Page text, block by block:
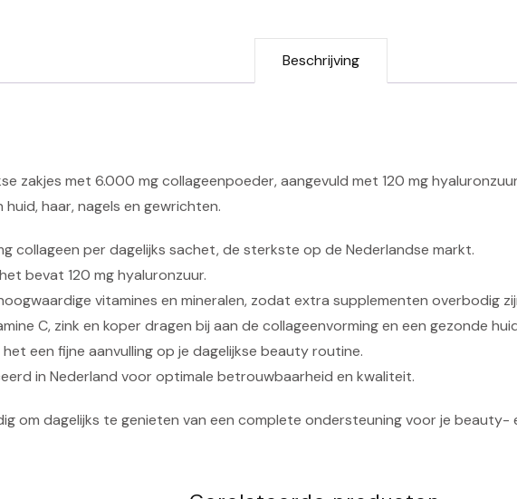
Beschrijving
zakjes met 6.000 mg collageenpoeder, aangevuld met 120 mg
haar, nagels en gewrichten.
collageen per dagelijks sachet, de sterkste op de Nederlandse markt.
bevat 120 mg hyaluronzuur.
vitamines en mineralen, zodat extra supplementen overbodig
C, zink en koper dragen bij aan de collageenvorming en een gezonde
een fijne aanvulling op je dagelijkse beauty routine.
in Nederland voor optimale betrouwbaarheid en kwaliteit.
om dagelijks te genieten van een complete ondersteuning voor je beauty-